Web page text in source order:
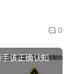
0
该正确认知